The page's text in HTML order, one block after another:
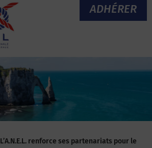
ADHÉRER
L’A.N.E.L. renforce ses partenariats pour le